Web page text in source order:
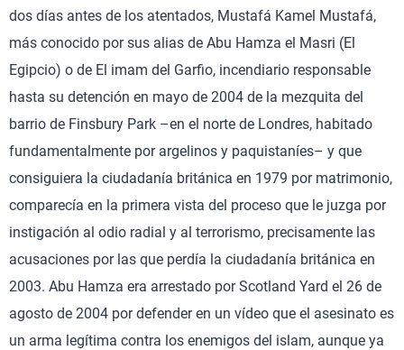
dos días antes de los atentados, Mustafá Kamel Mustafá,
más conocido por sus alias de Abu Hamza el Masri (El
Egipcio) o de El imam del Garfio, incendiario responsable
hasta su detención en mayo de 2004 de la mezquita del
barrio de Finsbury Park –en el norte de Londres, habitado
fundamentalmente por argelinos y paquistaníes– y que
consiguiera la ciudadanía británica en 1979 por matrimonio,
comparecía en la primera vista del proceso que le juzga por
instigación al odio radial y al terrorismo, precisamente las
acusaciones por las que perdía la ciudadanía británica en
2003. Abu Hamza era arrestado por Scotland Yard el 26 de
agosto de 2004 por defender en un vídeo que el asesinato es
un arma legítima contra los enemigos del islam, aunque ya